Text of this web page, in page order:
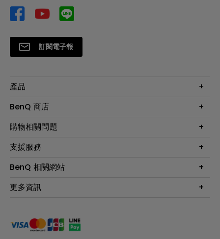
訂閱電子報
產品
大型液晶
投影機
智慧照明
專業拍物視訊鏡頭
BenQ 商店
最新產品與活動
尋找銷售據點
會員綁定LINE教學
購物相關問題
第一次購物就上手
延長保固購買
贈品兌換網站首頁
支援服務
服務公告
保固條例
手冊與軟體下載
產品常見問題
BenQ 相關網站
專業商用解決方案
BenQ 大娛樂家
更多資訊
永續發展
產品碳足跡報告